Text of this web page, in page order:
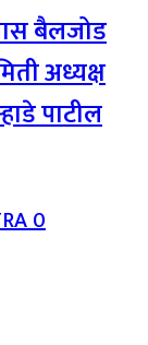
बैलजोड
अध्यक्ष
पाटील
0